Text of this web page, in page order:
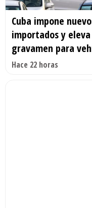
Cuba impone
importados y
gravamen para
Hace 22 horas